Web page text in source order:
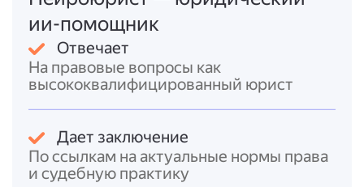
заявление и документы (включая
закладную) можно подать любым
способом, указанным в
Закона № 218-ФЗ;
- если права удостовереныэлектронной
закладнойлибоне удостоверены
закладной , заявление подаётся
электронном виде(согласноп. 2 ч. 1 ст. 18
Закона № 218-ФЗ).
ии-помощник
Отвечает
На правовые вопросы как
высококвалифицированный юрист
Дает заключение
По ссылкам на актуальные нормы права
и судебную практику